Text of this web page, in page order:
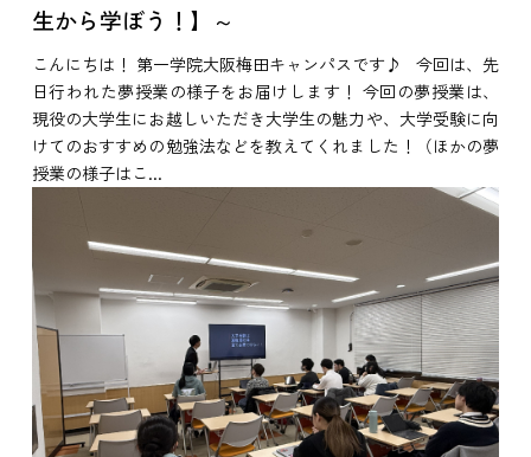
生から学ぼう！】～
こんにちは！ 第一学院大阪梅田キャンパスです♪ 今回は、先
日行われた夢授業の様子をお届けします！ 今回の夢授業は、
現役の大学生にお越しいただき大学生の魅力や、大学受験に向
けてのおすすめの勉強法などを教えてくれました！（ほかの夢
授業の様子はこ...